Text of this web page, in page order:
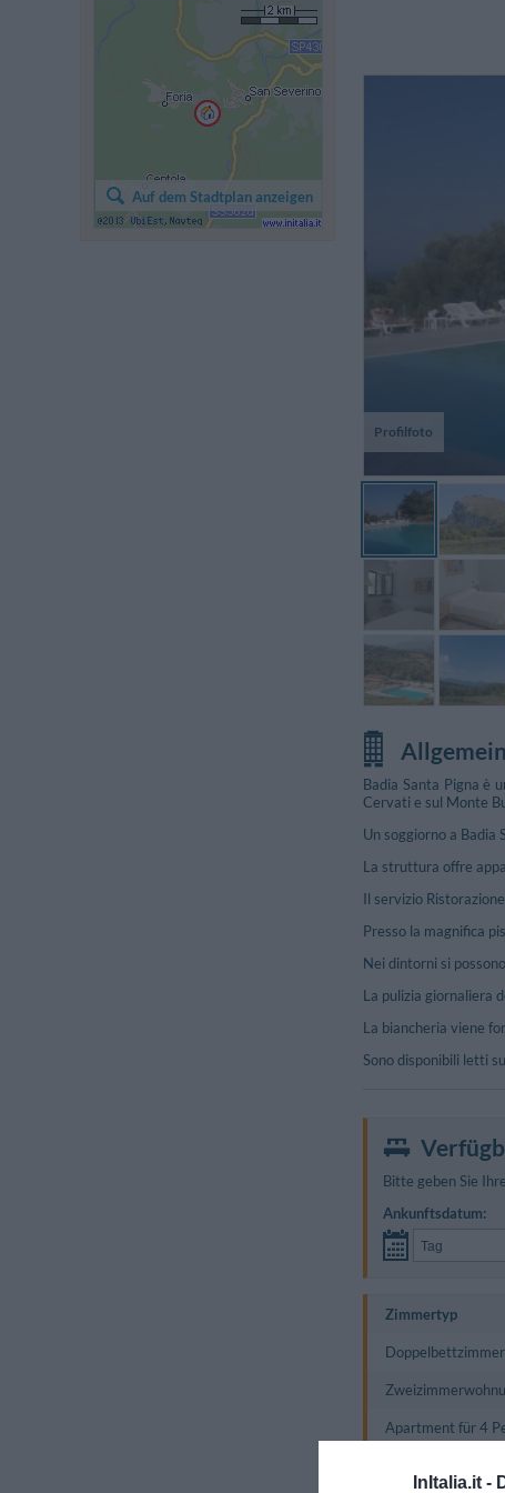
InItalia.it -
Profilfoto
Badia Santa Pigna è
Cervati e sul Monte
Un soggiorno a Badia
La struttura offre
Il servizio
Presso la magnifica
Nei dintorni si
La pulizia giornaliera
La biancheria viene
Sono disponibili letti
Bitte geben Sie
Ankunftsdatum:
Zimmertyp
Doppelbettzimmer
Apartment für 4
Auf dem Stadtplan anzeigen